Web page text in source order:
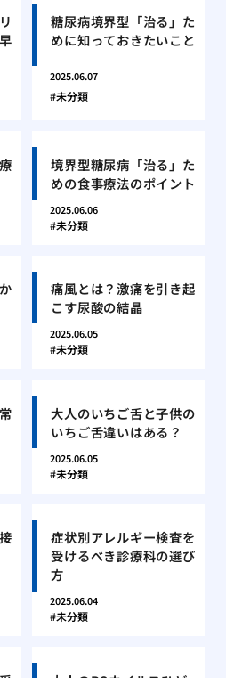
糖尿病境界型「治る」た
めに知っておきたいこと
2025.06.07
未分類
境界型糖尿病「治る」た
めの食事療法のポイント
2025.06.06
未分類
痛風とは？激痛を引き起
こす尿酸の結晶
2025.06.05
未分類
大人のいちご舌と子供の
いちご舌違いはある？
2025.06.05
未分類
症状別アレルギー検査を
受けるべき診療科の選び
方
2025.06.04
未分類